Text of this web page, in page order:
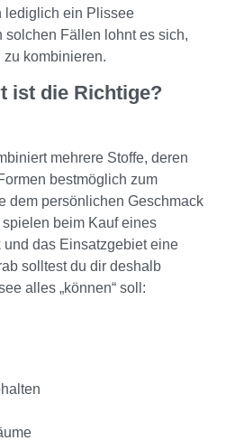
lediglich ein Plissee
solchen Fällen lohnt es sich,
kombinieren.
ist die Richtige?
mehrere Stoffe, deren
bestmöglich zum
dem persönlichen Geschmack
beim Kauf eines
das Einsatzgebiet eine
solltest du dir deshalb
alles „können“ soll: